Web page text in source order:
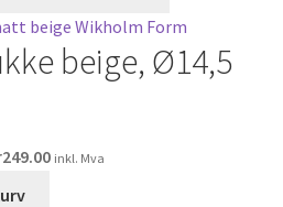
beige, Ø14,5
249.00 inkl. Mva